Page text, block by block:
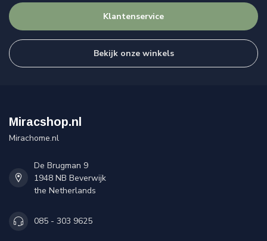
Klantenservice
Bekijk onze winkels
Miracshop.nl
Mirachome.nl
De Brugman 9
1948 NB Beverwijk
the Netherlands
085 - 303 9625